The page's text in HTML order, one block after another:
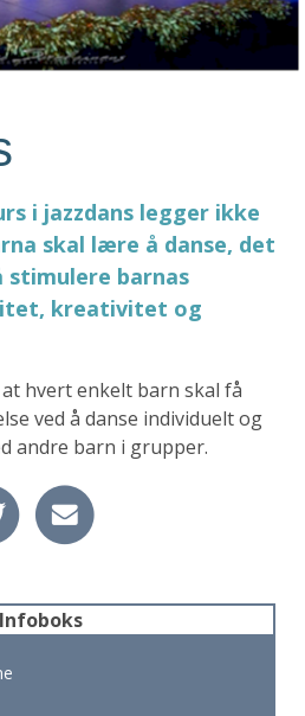
i jazzdans legger ikke
skal lære å danse, det
stimulere barnas
kreativitet og
hvert enkelt barn skal få
ved å danse individuelt og
andre barn i grupper.
Infoboks